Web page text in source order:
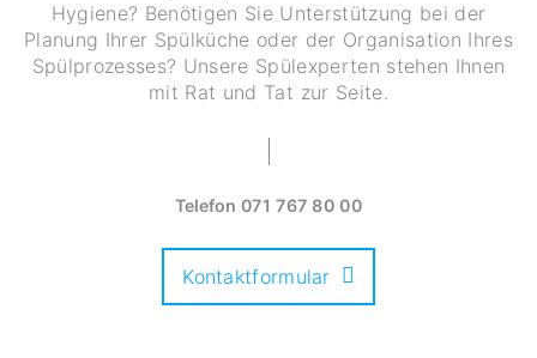
Hygiene? Benötigen Sie Unterstützung bei der
Planung Ihrer Spülküche oder der Organisation Ihres
Spülprozesses? Unsere Spülexperten stehen Ihnen
mit Rat und Tat zur Seite.
Telefon071 767 80 00
Kontaktformular